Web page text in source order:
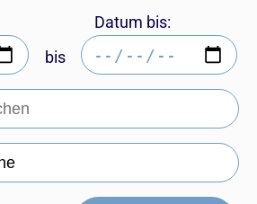
bis
Datum bis: